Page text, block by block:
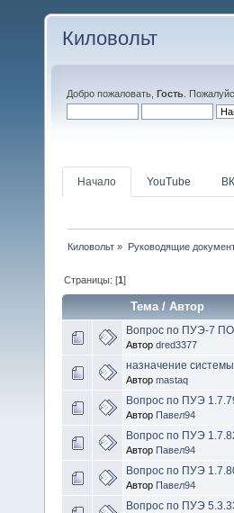
Киловольт
Добро пожаловать, Гость .
Начало YouTube
Киловольт » Руководящие
Страницы: [1]
Тема/Автор
Вопрос по ПУЭ-7
Автор dred3377
назначение
Автор mastaq
Вопрос по ПУЭ
Автор Павел94
Вопрос по ПУЭ
Автор Павел94
Вопрос по ПУЭ
Автор Павел94
Вопрос по ПУЭ